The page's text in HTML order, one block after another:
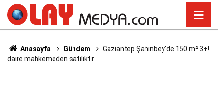
Anasayfa Gündem
Gaziantep Şahinbey'de 150 m² 3+!
daire mahkemeden satılıktır